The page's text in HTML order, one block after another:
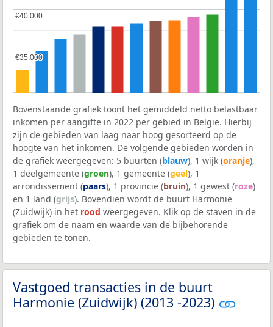
€35.000
€35.000
€40.000
€40.000
Bovenstaande grafiek toont het gemiddeld netto belastbaar
inkomen per aangifte in 2022 per gebied in België. Hierbij
zijn de gebieden van laag naar hoog gesorteerd op de
hoogte van het inkomen. De volgende gebieden worden in
de grafiek weergegeven: 5 buurten (blauw), 1 wijk (oranje),
1 deelgemeente (groen), 1 gemeente (geel), 1
arrondissement (paars), 1 provincie (bruin), 1 gewest (roze)
en 1 land (grijs). Bovendien wordt de buurt Harmonie
(Zuidwijk) in het rood weergegeven. Klik op de staven in de
grafiek om de naam en waarde van de bijbehorende
gebieden te tonen.
Vastgoed transacties in de buurt
Harmonie (Zuidwijk) (2013 -2023)